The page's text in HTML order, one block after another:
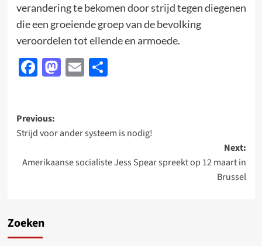
verandering te bekomen door strijd tegen diegenen
die een groeiende groep van de bevolking
veroordelen tot ellende en armoede.
Facebook
Mastodon
EmailDelen
Post
navigation
Previous:
Strijd voor ander systeem is nodig!
Next:
Amerikaanse socialiste Jess Spear spreekt op 12 maart in
Brussel
Zoeken